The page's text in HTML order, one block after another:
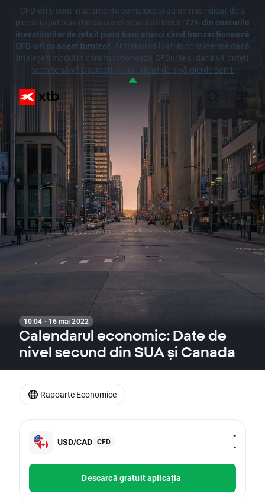
CFD-urile sunt instrumente complexe și au un risc ridicat de a
pierde rapid bani din cauza efectului de levier. 77% din conturile
investitorilor de retail pierd bani atunci când tranzacționează
CFD-uri cu acest furnizor. Ar trebui să luați în considerare dacă
înțelegeți modul în care funcționează CFDurile și dacă vă puteți
permite să vă asumați riscul ridicat de a vă pierde banii.
10:04 · 16 mai 2022
Calendarul economic: Date de
nivel secund din SUA și Canada
USD/CAD CFD
-
-
Descarcă gratuit aplicația
Rapoarte Economice